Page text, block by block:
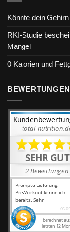
Könnte dein
RKI-Studie
Mangel
0 Kalorien und
BEWERTUNGEN